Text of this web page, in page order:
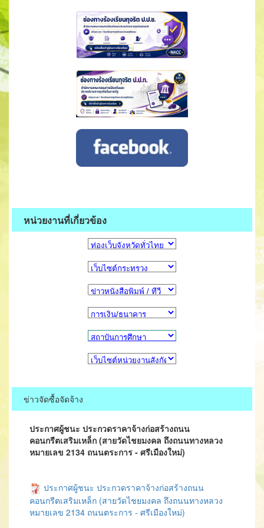
หน่วยงานที่เกี่ยวข้อง
ข่าวจัดซื้อจัดจ้าง
ประกาศผู้ชนะ ประกวดราคาจ้างก่อสร้างถนน
คอนกรีตเสริมเหล็ก (สายวัดไชยมงคล ถึงถนนทางหลวง
หมายเลข 2134 ถนนตระการ - ศรีเมืองใหม่)
ประกาศผู้ชนะ ประกวดราคาจ้างก่อสร้างถนน
คอนกรีตเสริมเหล็ก (สายวัดไชยมงคล ถึงถนนทางหลวง
หมายเลข 2134 ถนนตระการ - ศรีเมืองใหม่)